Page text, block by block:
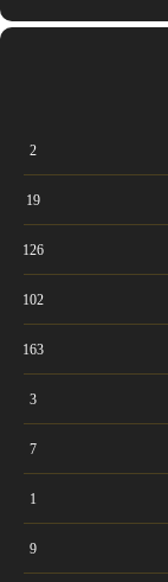
2
19
126
102
163
3
7
1
9